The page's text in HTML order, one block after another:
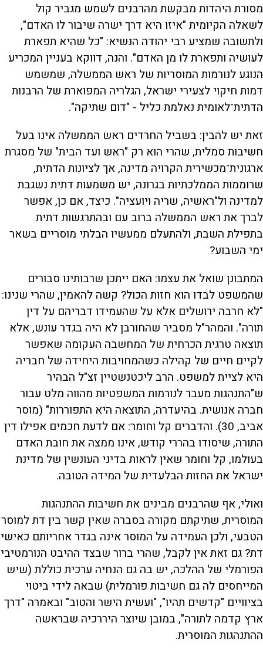
מסורת היהדות מבקשת מהרבנים לשמש מגביר קול
לשאלה הקיומית "איזו היא דרך ישרה שיבור לו האדם",
ולתשובה שמציע רבי יהודה הנשיא: "כל שהיא תפארת
לעושיה ותפארת לו מן האדם". והנה, דווקא בעניין המכריע
הנוגע לנורמות המוסריות של ראש הממשלה, שמשמש
דמות חיקוי לצעירי ישראל, הגלריה המפוארת של הרבנות
הדתית־לאומית נאלמת כליל - "דום שתיקה".
זאת יש להבין: בשביל החרדים ראש הממשלה אינו בעל
חשיבות סמלית, שהרי הוא רק "ראש ועד הבית" של מסגרת
ארגונית־מכשירית הקרויה מדינה, אך לציונות הדתית,
שרוממות הממלכתיות בגרונה, יש משמעות דתית נשגבת
למדינה ול"ראשיה, שריה ויועציה". כיצד, אם כן, אפשר
לברך את ראש הממשלה ברוב עם ובהתרגשות דתית
בתפילת השבת, ולהתעלם ממעשיו הבלתי מוסריים בשאר
ימי השבוע?
המתבונן שואל את עצמו: האם ייתכן שרבותינו סבורים
שהמשפט לבדו הוא חזות הכול? קשה להאמין, שהרי שנינו:
"לא חרבה ירושלים אלא על שהעמידו דבריהם על דין
תורה". והמהר"ל מסביר שהחורבן לא היה בגדר עונש, אלא
תוצאה טרגית הכרחית של המחשבה העקומה שאפשר
לקיים חיים של קהילה כשהמחויבות היחידה של חבריה
היא לציית למשפט. הרב ליכטנשטיין זצ"ל הבהיר
ש"התנהגות מעבר לנורמות המשפטיות מהווה מלט עבור
חברה אנושית. בהיעדרה, התוצאה היא התפוררות" (מוסר
אביב, 30). והדברים קל וחומר: אם לדעת חכמים אפילו דין
התורה, שיסודו בהררי קודש, אינו ממצה את חובת האדם
בעולמו, קל וחומר שאין לראות בדיני העונשין של מדינת
ישראל את החזות הבלעדית של המידה הטובה.
ואולי, אף שהרבנים מבינים את חשיבות ההתנהגות
המוסרית, שתיקתם מקורה בסברה שאין קשר בין דת למוסר
הטבעי, ולכן העמידה על המוסר אינה בגדר אחריותם כאישי
דת? גם זאת אין לקבל, שהרי ברור שבצד ההיבט הנורמטיבי
הפורמלי של ההלכה, יש בה גם הנחיה ערכית כוללת (שיש
המייחסים לה גם חשיבות פורמלית) שבאה לידי ביטוי
בציוויים "קדשים תהיו", "ועשית הישר והטוב" ובאמרה "דרך
ארץ קדמה לתורה", במובן שיוצר היררכיה שבראשה
ההתנהגות המוסרית.